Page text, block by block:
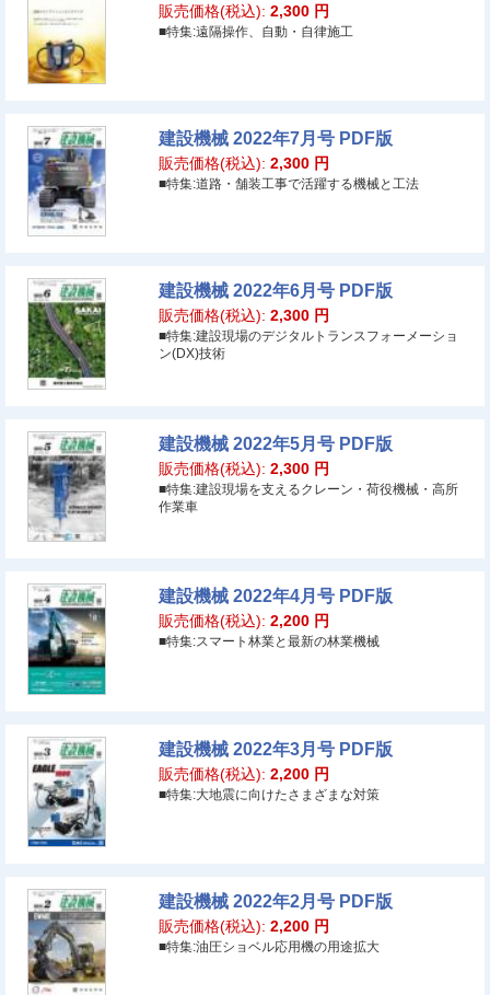
販売価格(税込): 2,300 円
■特集:遠隔操作、自動・自律施工
建設機械 2022年7月号 PDF版
販売価格(税込): 2,300 円
■特集:道路・舗装工事で活躍する機械と工法
建設機械 2022年6月号 PDF版
販売価格(税込): 2,300 円
■特集:建設現場のデジタルトランスフォーメーショ
ン(DX)技術
建設機械 2022年5月号 PDF版
販売価格(税込): 2,300 円
■特集:建設現場を支えるクレーン・荷役機械・高所
作業車
建設機械 2022年4月号 PDF版
販売価格(税込): 2,200 円
■特集:スマート林業と最新の林業機械
建設機械 2022年3月号 PDF版
販売価格(税込): 2,200 円
■特集:大地震に向けたさまざまな対策
建設機械 2022年2月号 PDF版
販売価格(税込): 2,200 円
■特集:油圧ショベル応用機の用途拡大